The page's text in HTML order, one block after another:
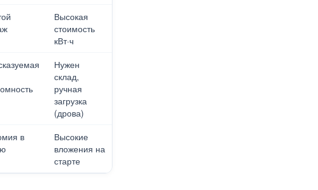
Высокая
стоимость
кВт·ч
Нужен
склад,
ручная
загрузка
(дрова)
в
Высокие
вложения на
старте